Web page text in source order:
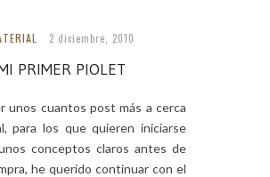
2 diciembre, 2010
PRIMER PIOLET
unos cuantos post más a cerca
para los que quieren iniciarse
conceptos claros antes de
he querido continuar con el